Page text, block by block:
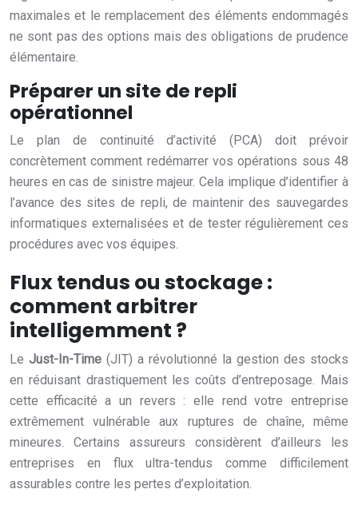
maximales et le remplacement des éléments endommagés
ne sont pas des options mais des obligations de prudence
élémentaire.
Préparer un site de repli
opérationnel
Le plan de continuité d’activité (PCA) doit prévoir
concrètement comment redémarrer vos opérations sous 48
heures en cas de sinistre majeur. Cela implique d’identifier à
l’avance des sites de repli, de maintenir des sauvegardes
informatiques externalisées et de tester régulièrement ces
procédures avec vos équipes.
Flux tendus ou stockage :
comment arbitrer
intelligemment ?
Le Just-In-Time (JIT) a révolutionné la gestion des stocks
en réduisant drastiquement les coûts d’entreposage. Mais
cette efficacité a un revers : elle rend votre entreprise
extrêmement vulnérable aux ruptures de chaîne, même
mineures. Certains assureurs considèrent d’ailleurs les
entreprises en flux ultra-tendus comme difficilement
assurables contre les pertes d’exploitation.